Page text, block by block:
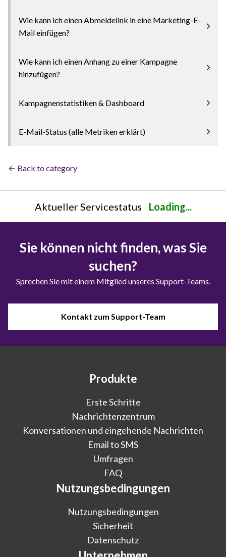
Wie kann ich einen Abmeldelink in eine Marketing-E-
Mail einfügen?
Wie kann ich einen Anhang zu einer Kampagne
hinzufügen?
Kampagnenstatistiken & Dashboard
E-Mail-Status (alle Metriken erklärt)
← Back to category
Aktueller Servicestatus Loading...
Sie können nicht finden, was Sie
suchen?
Sprechen Sie mit einem Mitglied unseres Support-Teams.
Kontakt zum Support-Team
Produkte
Erste Schritte
Nachrichtenzentrum
Konversationen und eingehende Nachrichten
Email to SMS
Umfragen
FAQ
Nutzungsbedingungen
Nutzungsbedingungen
Sicherheit
Datenschutz